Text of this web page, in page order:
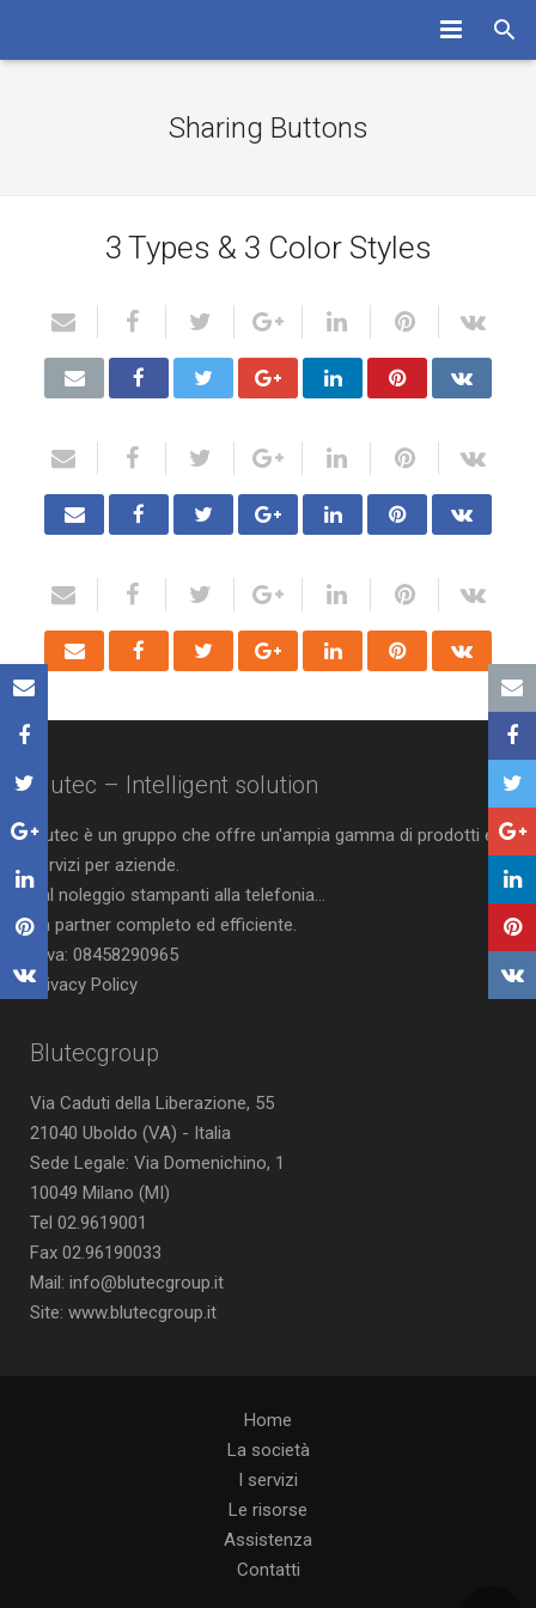
LE RISORSE
ASSISTENZA
CONTATTI
Sharing Buttons
3 Types & 3 Color Styles
Blutec – Intelligent solution
Blutec è un gruppo che offre un'ampia gamma di prodotti e
servizi per aziende.
Dal noleggio stampanti alla telefonia...
Un partner completo ed efficiente.
P.Iva: 08458290965
Privacy Policy
Blutecgroup
Via Caduti della Liberazione, 55
21040 Uboldo (VA) - Italia
Sede Legale: Via Domenichino, 1
10049 Milano (MI)
Tel 02.9619001
Fax 02.96190033
Mail: info@blutecgroup.it
Site: www.blutecgroup.it
Home
La società
I servizi
Le risorse
Assistenza
Contatti